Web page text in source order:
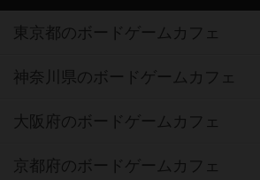
東京都のボードゲームカフェ
神奈川県のボードゲームカフェ
大阪府のボードゲームカフェ
京都府のボードゲームカフェ